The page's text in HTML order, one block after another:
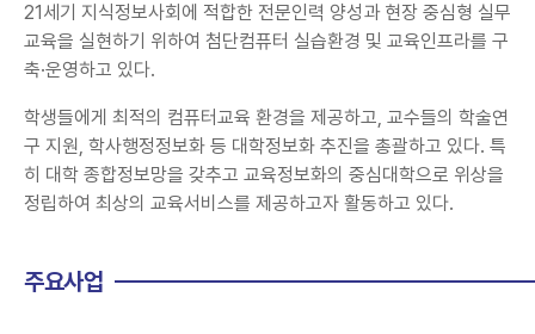
21세기 지식정보사회에 적합한 전문인력 양성과 현장 중심형 실무
교육을 실현하기 위하여 첨단컴퓨터 실습환경 및 교육인프라를 구
축·운영하고 있다.
학생들에게 최적의 컴퓨터교육 환경을 제공하고, 교수들의 학술연
구 지원, 학사행정정보화 등 대학정보화 추진을 총괄하고 있다. 특
히 대학 종합정보망을 갖추고 교육정보화의 중심대학으로 위상을
정립하여 최상의 교육서비스를 제공하고자 활동하고 있다.
주요사업